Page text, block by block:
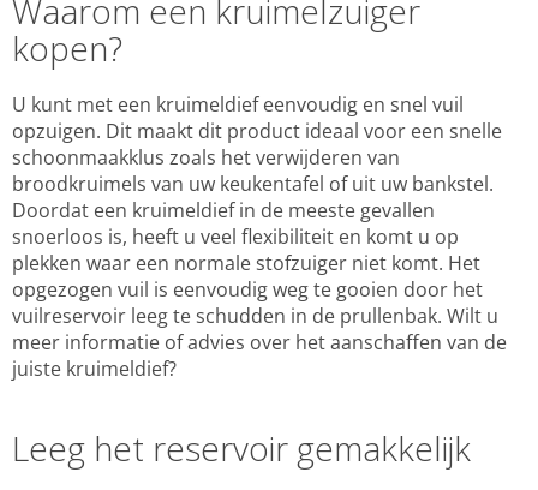
Waarom een kruimelzuiger
kopen?
U kunt met een kruimeldief eenvoudig en snel vuil
opzuigen. Dit maakt dit product ideaal voor een snelle
schoonmaakklus zoals het verwijderen van
broodkruimels van uw keukentafel of uit uw bankstel.
Doordat een kruimeldief in de meeste gevallen
snoerloos is, heeft u veel flexibiliteit en komt u op
plekken waar een normale stofzuiger niet komt. Het
opgezogen vuil is eenvoudig weg te gooien door het
vuilreservoir leeg te schudden in de prullenbak. Wilt u
meer informatie of advies over het aanschaffen van de
juiste kruimeldief?
Leeg het reservoir gemakkelijk